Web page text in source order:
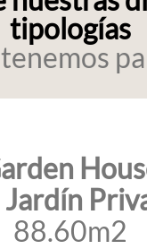
tipologías
Jardín
88.60m2